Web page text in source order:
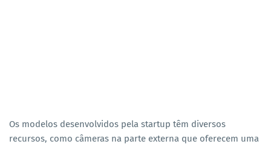
Os modelos desenvolvidos pela startup têm diversos
recursos, como câmeras na parte externa que oferecem uma